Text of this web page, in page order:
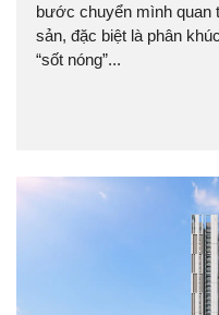
bước chuyển mình quan
sản, đặc biệt là phân
“sốt nóng”...